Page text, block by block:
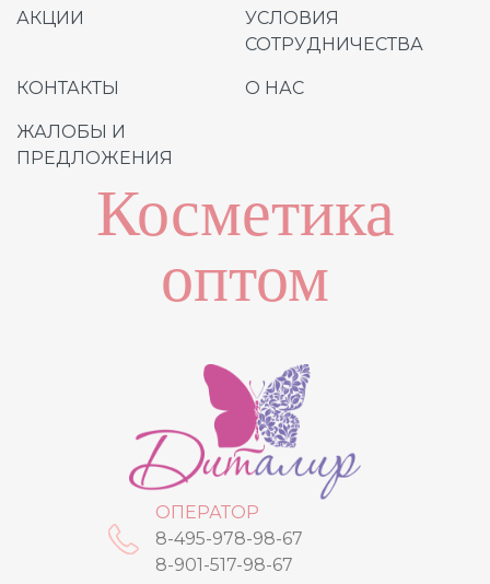
АКЦИИ
УСЛОВИЯ
СОТРУДНИЧЕСТВА
ЖАЛОБЫ И
ПРЕДЛОЖЕНИЯ
КОНТАКТЫ О НАС
Косметика
оптом
ОПЕРАТОР
8-495-978-98-67
8-901-517-98-67